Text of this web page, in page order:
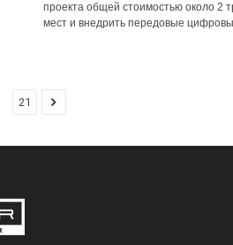
проекта общей стоимостью около 2
мест и внедрить передовые
21